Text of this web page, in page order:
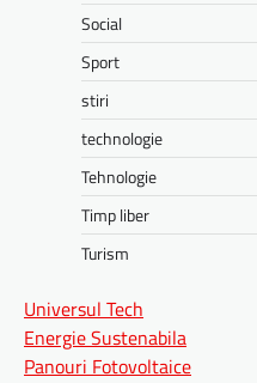
Social
Sport
stiri
technologie
Tehnologie
Timp liber
Turism
Universul Tech
Energie Sustenabila
Panouri Fotovoltaice